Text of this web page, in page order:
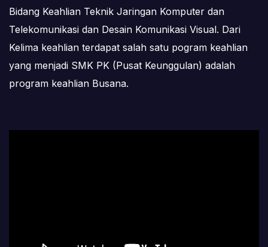
Bidang Keahlian Teknik Jaringan Komputer dan
Telekomunikasi dan Desain Komunikasi Visual. Dari
Kelima keahlian terdapat salah satu pogram keahlian
yang menjadi SMK PK (Pusat Keunggulan) adalah
program keahlian Busana.